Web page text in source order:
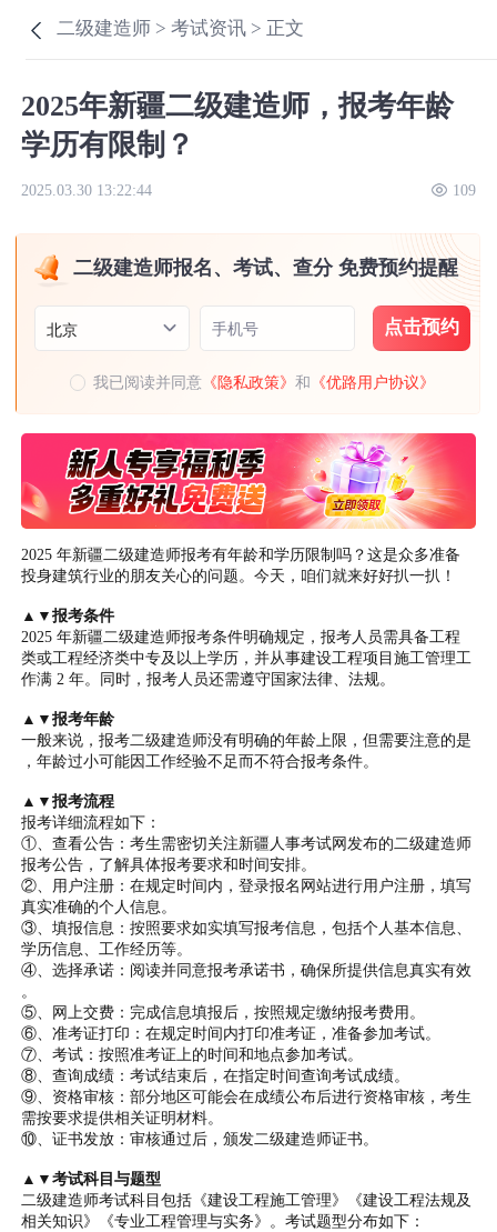
二级建造师 >考试资讯 > 正文
2025年新疆二级建造师，报考年龄
学历有限制？
2025.03.30 13:22:44 109
二级建造师报名、考试、查分 免费预约提醒
北京 手机号 点击预约
我已阅读并同意 《隐私政策》和 《优路用户协议》
2025 年新疆二级建造师报考有年龄和学历限制吗？这是众多准备
投身建筑行业的朋友关心的问题。今天，咱们就来好好扒一扒！
▲▼报考条件
2025 年新疆二级建造师报考条件明确规定，报考人员需具备工程
类或工程经济类中专及以上学历，并从事建设工程项目施工管理工
作满 2 年。同时，报考人员还需遵守国家法律、法规。
▲▼报考年龄
一般来说，报考二级建造师没有明确的年龄上限，但需要注意的是
，年龄过小可能因工作经验不足而不符合报考条件。
▲▼报考流程
报考详细流程如下：
①、查看公告：考生需密切关注新疆人事考试网发布的二级建造师
报考公告，了解具体报考要求和时间安排。
②、用户注册：在规定时间内，登录报名网站进行用户注册，填写
真实准确的个人信息。
③、填报信息：按照要求如实填写报考信息，包括个人基本信息、
学历信息、工作经历等。
④、选择承诺：阅读并同意报考承诺书，确保所提供信息真实有效
。
⑤、网上交费：完成信息填报后，按照规定缴纳报考费用。
⑥、准考证打印：在规定时间内打印准考证，准备参加考试。
⑦、考试：按照准考证上的时间和地点参加考试。
⑧、查询成绩：考试结束后，在指定时间查询考试成绩。
⑨、资格审核：部分地区可能会在成绩公布后进行资格审核，考生
需按要求提供相关证明材料。
⑩、证书发放：审核通过后，颁发二级建造师证书。
▲▼考试科目与题型
二级建造师考试科目包括《建设工程施工管理》《建设工程法规及
相关知识》《专业工程管理与实务》。考试题型分布如下：